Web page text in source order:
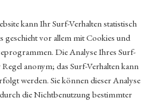
kann Ihr Surf-Verhalten statistisch
geschieht vor allem mit Cookies und
Die Analyse Ihres Surf-
anonym; das Surf-Verhalten kann
werden. Sie können dieser Analyse
die Nichtbenutzung bestimmter